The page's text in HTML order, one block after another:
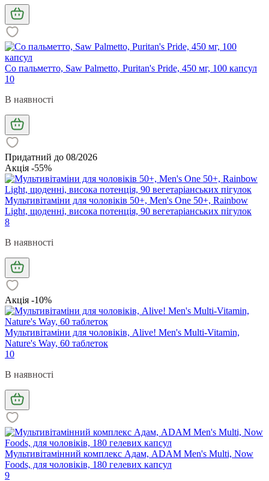
Со пальметто, Saw Palmetto, Puritan's Pride, 450 мг, 100 капсул
10
В наявності
Придатний до 08/2026
Акція -55%
Мультивітаміни для чоловіків 50+, Men's One 50+, Rainbow
Light, щоденні, висока потенція, 90 вегетаріанських пігулок
8
В наявності
Акція -10%
Мультивітаміни для чоловіків, Alive! Men's Multi-Vitamin,
Nature's Way, 60 таблеток
10
В наявності
Мультивітамінний комплекс Адам, ADAM Men's Multi, Now
Foods, для чоловіків, 180 гелевих капсул
9